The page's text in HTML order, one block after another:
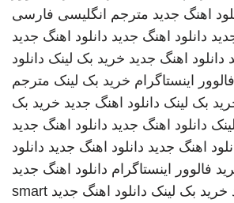
اهنگ جدید مترجم انگلیسی فارسی
دانلود اهنگ جدید دانلود اهنگ جدید
دانلود اهنگ جدید خرید بک لینک دانلود
اینستاگرام خرید بک لینک مترجم
بک لینک دانلود اهنگ جدید خرید بک
دانلود اهنگ جدید دانلود اهنگ جدید
اهنگ جدید دانلود اهنگ جدید دانلود
فالوور اینستاگرام دانلود اهنگ جدید
خرید بک لینک دانلود اهنگ جدید smart